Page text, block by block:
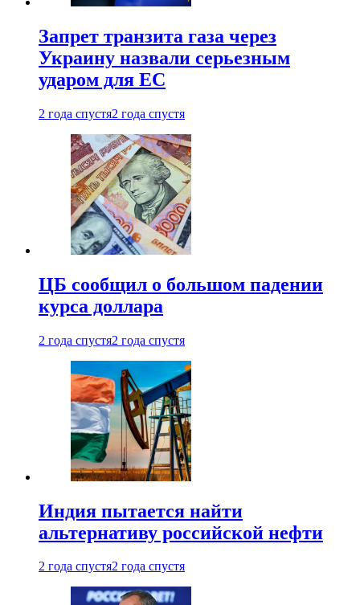
Запрет транзита газа через
Украину назвали серьезным
ударом для ЕС
2 года спустя2 года спустя
ЦБ сообщил о большом падении
курса доллара
2 года спустя2 года спустя
Индия пытается найти
альтернативу российской нефти
2 года спустя2 года спустя